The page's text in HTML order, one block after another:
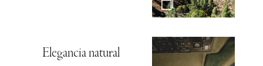
Elegancia natural